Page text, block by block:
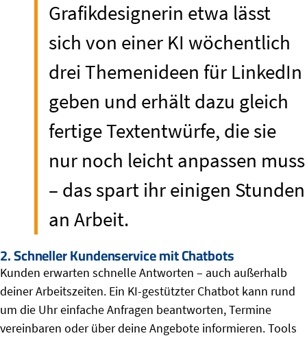
Grafikdesignerin etwa lässt
sich von einer KI wöchentlich
drei Themenideen für LinkedIn
geben und erhält dazu gleich
fertige Textentwürfe, die sie
nur noch leicht anpassen muss
– das spart ihr einigen Stunden
an Arbeit.
2. Schneller Kundenservice mit Chatbots
Kunden erwarten schnelle Antworten – auch außerhalb
deiner Arbeitszeiten. Ein KI-gestützter Chatbot kann rund
um die Uhr einfache Anfragen beantworten, Termine
vereinbaren oder über deine Angebote informieren. Tools